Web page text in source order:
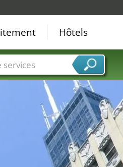
Hôtels
services